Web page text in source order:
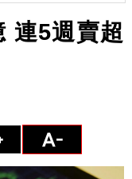
連5週賣超